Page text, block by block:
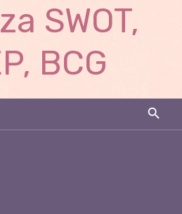
SWOT,
BCG